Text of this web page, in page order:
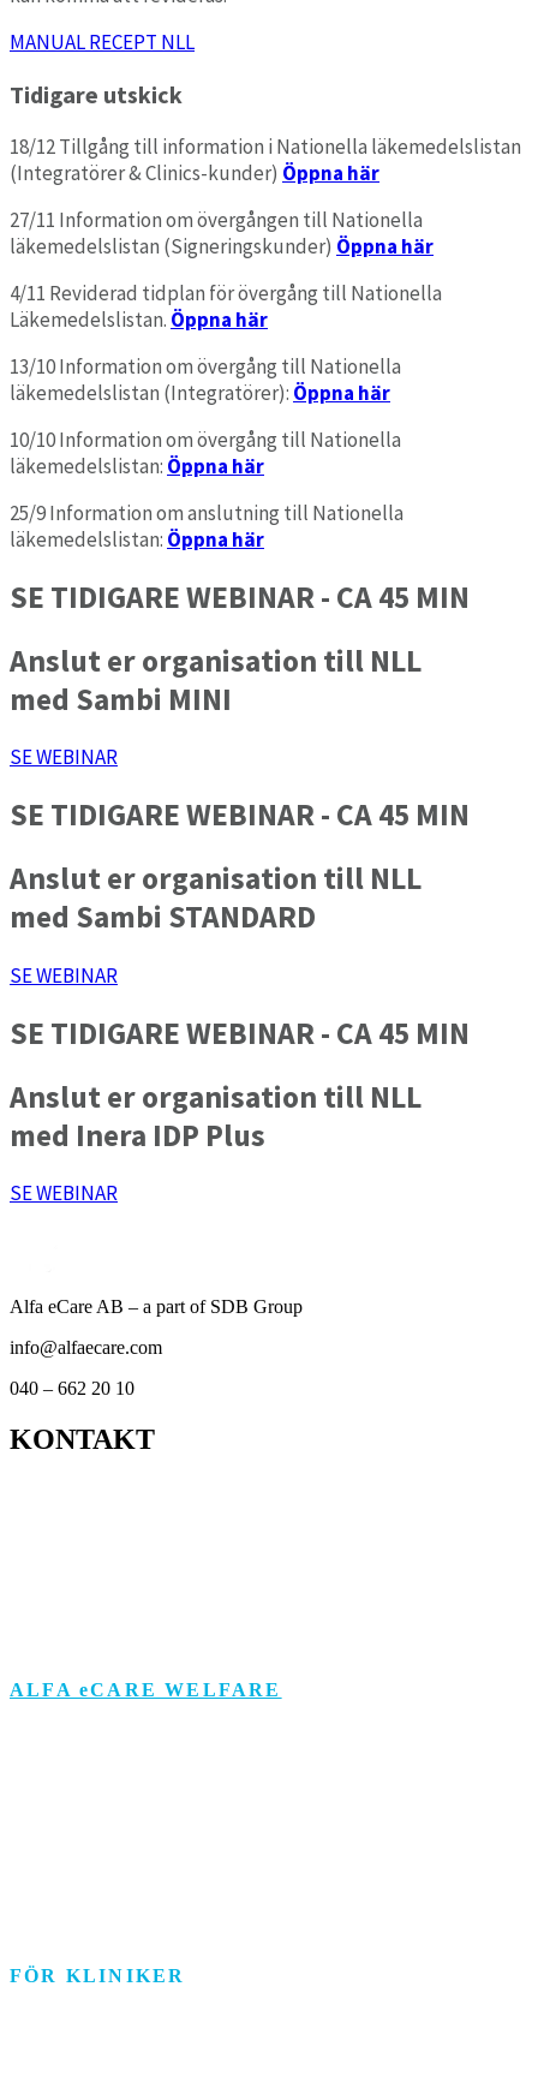
MANUAL RECEPT NLL
Tidigare utskick
18/12 Tillgång till information i Nationella läkemedelslistan
(Integratörer & Clinics-kunder) Öppna här
27/11 Information om övergången till Nationella
läkemedelslistan (Signeringskunder) Öppna här
4/11 Reviderad tidplan för övergång till Nationella
Läkemedelslistan. Öppna här
13/10 Information om övergång till Nationella
läkemedelslistan (Integratörer): Öppna här
10/10 Information om övergång till Nationella
läkemedelslistan: Öppna här
25/9 Information om anslutning till Nationella
läkemedelslistan: Öppna här
SE TIDIGARE WEBINAR - CA 45 MIN
Anslut er organisation till NLL
med Sambi MINI
SE WEBINAR
SE TIDIGARE WEBINAR - CA 45 MIN
Anslut er organisation till NLL
med Sambi STANDARD
SE WEBINAR
SE TIDIGARE WEBINAR - CA 45 MIN
Anslut er organisation till NLL
med Inera IDP Plus
SE WEBINAR
Alfa eCare AB – a part of SDB Group
info@alfaecare.com
040 – 662 20 10
KONTAKT
ALFA eCARE WELFARE
FÖR KLINIKER